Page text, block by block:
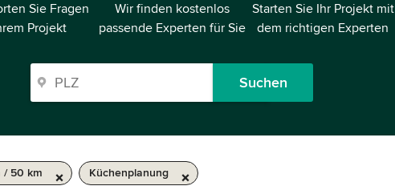
Sie Fragen
Projekt
Wir finden kostenlos
passende Experten für Sie
Starten Sie Ihr Projekt mit
dem richtigen Experten
Suchen
/ 50 km Küchenplanung